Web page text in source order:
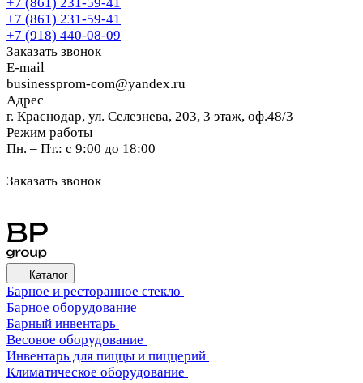
+7 (861) 231-59-41
+7 (918) 440-08-09
Заказать звонок
E-mail
businessprom-com@yandex.ru
Адрес
г. Краснодар, ул. Селезнева, 203, 3 этаж, оф.48/3
Режим работы
Пн. – Пт.: с 9:00 до 18:00
Заказать звонок
Каталог
Барное и ресторанное стекло
Барное оборудование
Барный инвентарь
Весовое оборудование
Инвентарь для пиццы и пиццерий
Климатическое оборудование